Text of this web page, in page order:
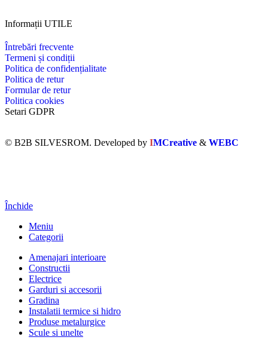
Informații UTILE
Întrebări frecvente
Termeni și condiții
Politica de confidențialitate
Politica de retur
Formular de retur
Politica cookies
Setari GDPR
© B2B SILVESROM. Developed by IMCreative & WEBC
Închide
Meniu
Categorii
Amenajari interioare
Constructii
Electrice
Garduri si accesorii
Gradina
Instalatii termice si hidro
Produse metalurgice
Scule si unelte